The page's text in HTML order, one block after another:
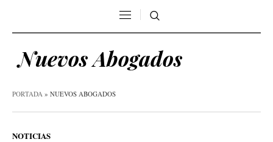
Nuevos Abogados
PORTADA » NUEVOS ABOGADOS
NOTICIAS